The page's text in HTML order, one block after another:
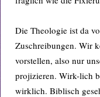
Die Theologie ist da
Zuschreibungen. Wir
vorstellen, also nur
projizieren. Wirk-lich
wirklich. Biblisch